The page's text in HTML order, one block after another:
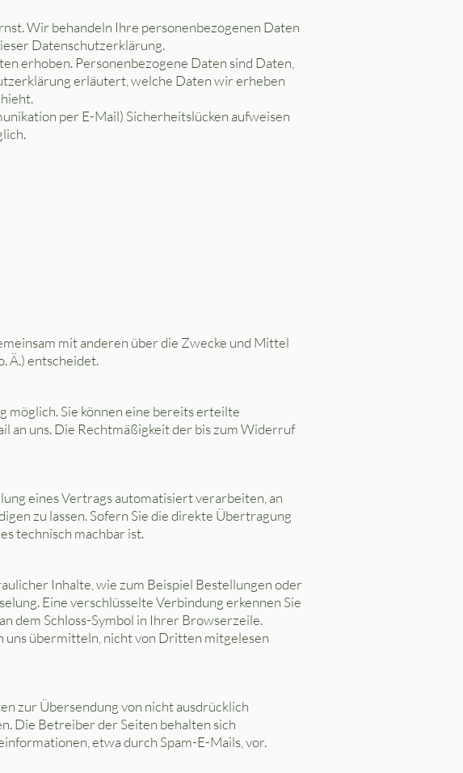
Wir behandeln Ihre personenbezogenen Daten
Datenschutzerklärung.
erhoben. Personenbezogene Daten sind Daten,
erläutert, welche Daten wir erheben
per E-Mail) Sicherheitslücken aufweisen
mit anderen über die Zwecke und Mittel
Ä.) entscheidet.
Sie können eine bereits erteilte
uns. Die Rechtmäßigkeit der bis zum Widerruf
eines Vertrags automatisiert verarbeiten, an
zu lassen. Sofern Sie die direkte Übertragung
technisch machbar ist.
Inhalte, wie zum Beispiel Bestellungen oder
Eine verschlüsselte Verbindung erkennen Sie
dem Schloss-Symbol in Ihrer Browserzeile.
uns übermitteln, nicht von Dritten mitgelesen
zur Übersendung von nicht ausdrücklich
Die Betreiber der Seiten behalten sich
etwa durch Spam-E-Mails, vor.